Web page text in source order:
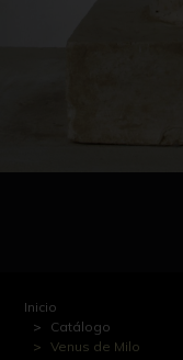
Inicio
Catálogo
Venus de Milo